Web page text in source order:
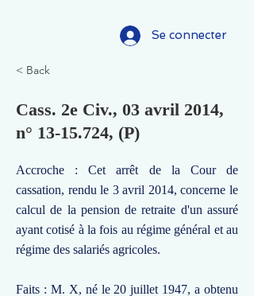
Se connecter
< Back
Cass. 2e Civ., 03 avril 2014,
n° 13-15.724, (P)
Accroche : Cet arrêt de la Cour de
cassation, rendu le 3 avril 2014, concerne le
calcul de la pension de retraite d'un assuré
ayant cotisé à la fois au régime général et au
régime des salariés agricoles.
Faits : M. X, né le 20 juillet 1947, a obtenu